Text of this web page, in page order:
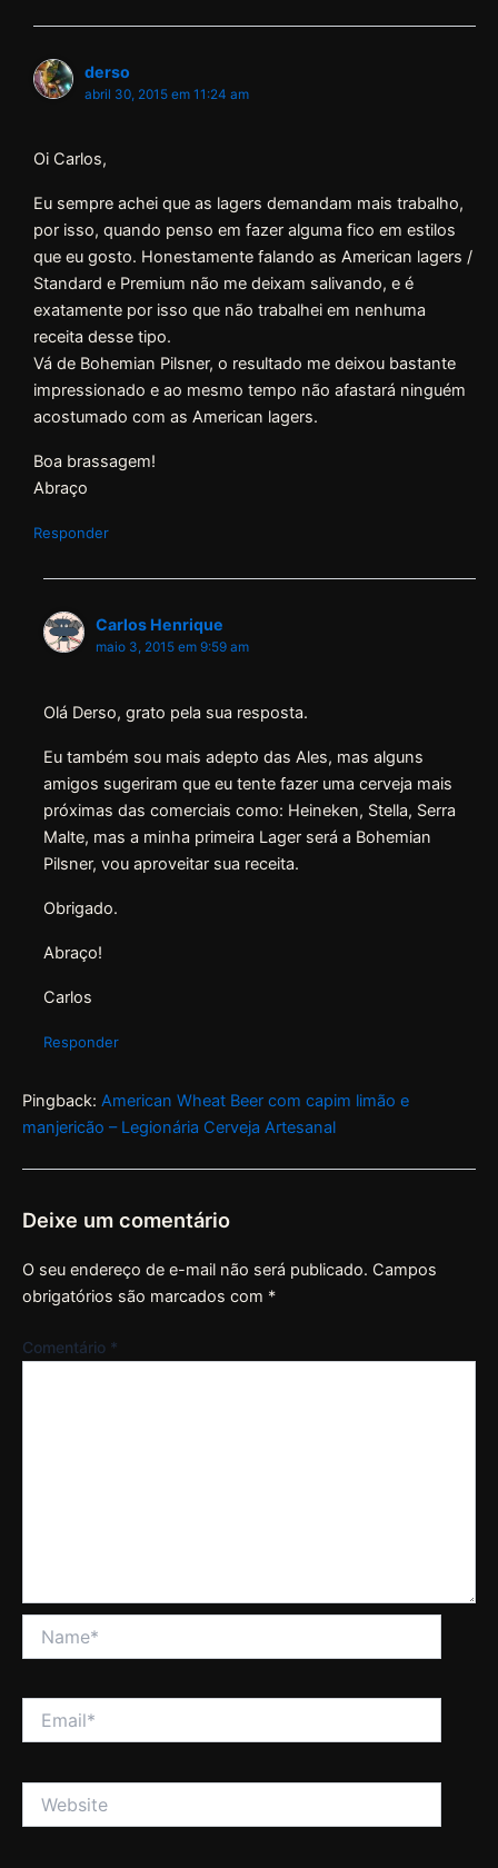
derso
abril 30, 2015 em 11:24 am
Oi Carlos,
Eu sempre achei que as lagers demandam mais trabalho,
por isso, quando penso em fazer alguma fico em estilos
que eu gosto. Honestamente falando as American lagers /
Standard e Premium não me deixam salivando, e é
exatamente por isso que não trabalhei em nenhuma
receita desse tipo.
Vá de Bohemian Pilsner, o resultado me deixou bastante
impressionado e ao mesmo tempo não afastará ninguém
acostumado com as American lagers.
Boa brassagem!
Abraço
Responder
Carlos Henrique
maio 3, 2015 em 9:59 am
Olá Derso, grato pela sua resposta.
Eu também sou mais adepto das Ales, mas alguns
amigos sugeriram que eu tente fazer uma cerveja mais
próximas das comerciais como: Heineken, Stella, Serra
Malte, mas a minha primeira Lager será a Bohemian
Pilsner, vou aproveitar sua receita.
Obrigado.
Abraço!
Carlos
Responder
Pingback: American Wheat Beer com capim limão e
manjericão – Legionária Cerveja Artesanal
Deixe um comentário
O seu endereço de e-mail não será publicado. Campos
obrigatórios são marcados com *
Comentário *